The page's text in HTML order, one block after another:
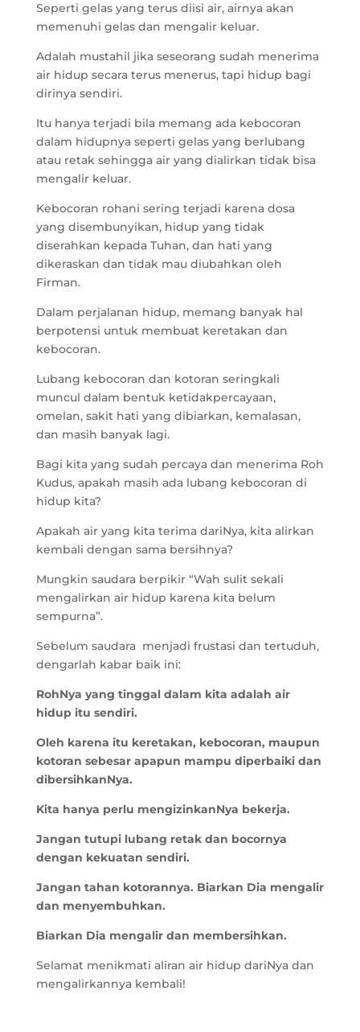
Seperti gelas yang terus diisi air, airnya akan
memenuhi gelas dan mengalir keluar.
Adalah mustahil jika seseorang sudah menerima
air hidup secara terus menerus, tapi hidup bagi
dirinya sendiri.
Itu hanya terjadi bila memang ada kebocoran
dalam hidupnya seperti gelas yang berlubang
atau retak sehingga air yang dialirkan tidak bisa
mengalir keluar.
Kebocoran rohani sering terjadi karena dosa
yang disembunyikan, hidup yang tidak
diserahkan kepada Tuhan, dan hati yang
dikeraskan dan tidak mau diubahkan oleh
Firman.
Dalam perjalanan hidup, memang banyak hal
berpotensi untuk membuat keretakan dan
kebocoran.
Lubang kebocoran dan kotoran seringkali
muncul dalam bentuk ketidakpercayaan,
omelan, sakit hati yang dibiarkan, kemalasan,
dan masih banyak lagi.
Bagi kita yang sudah percaya dan menerima Roh
Kudus, apakah masih ada lubang kebocoran di
hidup kita?
Apakah air yang kita terima dariNya, kita alirkan
kembali dengan sama bersihnya?
Mungkin saudara berpikir “Wah sulit sekali
mengalirkan air hidup karena kita belum
sempurna”.
Sebelum saudara menjadi frustasi dan tertuduh,
dengarlah kabar baik ini:
RohNya yang tinggal dalam kita adalah air
hidup itu sendiri.
Oleh karena itu keretakan, kebocoran, maupun
kotoran sebesar apapun mampu diperbaiki dan
dibersihkanNya.
Kita hanya perlu mengizinkanNya bekerja.
Jangan tutupi lubang retak dan bocornya
dengan kekuatan sendiri.
Jangan tahan kotorannya. Biarkan Dia mengalir
dan menyembuhkan.
Biarkan Dia mengalir dan membersihkan.
Selamat menikmati aliran air hidup dariNya dan
mengalirkannya kembali!